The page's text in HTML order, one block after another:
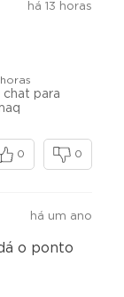
há 13 horas
para
0 0
há um ano
o ponto